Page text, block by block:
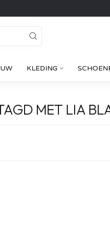
KLEDING
MET LIA